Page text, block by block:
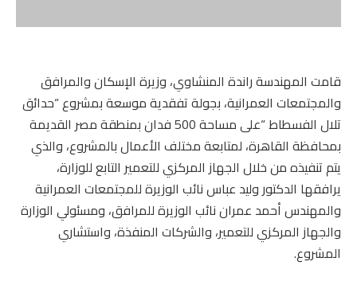
قامت المهندسة راندة المنشاوي، وزيرة الإسكان والمرافق
والمجتمعات العمرانية، بجولة تفقدية موسعة بمشروع “حدائق
تلال الفسطاط “على مساحة 500 فدان بمنطقة مصر القديمة
بمحافظة القاهرة، لمتابعة مختلف الأعمال بالمشروع، والذي
يتم تنفيذه من خلال الجهاز المركزي للتعمير التابع للوزارة،
يرافقها الدكتور وليد عباس نائب الوزيرة للمجتمعات العمرانية
والمهندس أحمد عمران نائب الوزيرة للمرافق، ومسئولي الوزارة
والجهاز المركزي للتعمير، والشركات المنفذة، واستشاري
المشروع.